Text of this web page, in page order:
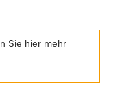
Sie hier mehr